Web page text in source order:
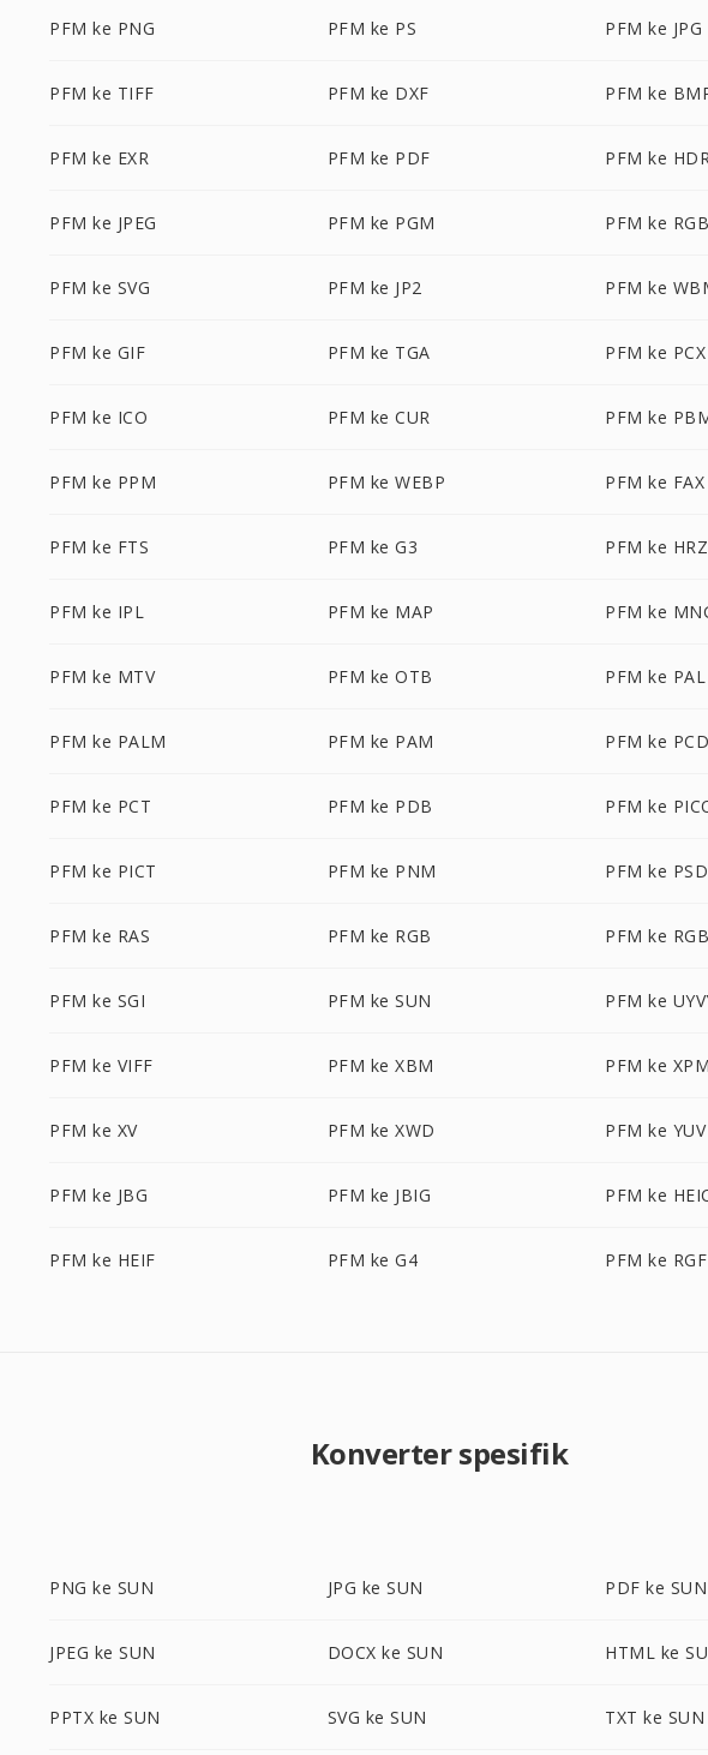
PFM ke PNG PFM ke PS PFM ke JPG
PFM ke TIFF PFM ke DXF PFM ke
PFM ke EXR PFM ke PDF PFM ke
PFM ke JPEG PFM ke PGM PFM ke
PFM ke SVG PFM ke JP2 PFM ke
PFM ke GIF PFM ke TGA PFM ke PCX
PFM ke ICO PFM ke CUR PFM ke
PFM ke PPM PFM ke WEBP PFM ke FAX
PFM ke FTS PFM ke G3 PFM ke HRZ
PFM ke IPL PFM ke MAP PFM ke
PFM ke MTV PFM ke OTB PFM ke PAL
PFM ke PALM PFM ke PAM PFM ke
PFM ke PCT PFM ke PDB PFM ke
PFM ke PICT PFM ke PNM PFM ke PSD
PFM ke RAS PFM ke RGB PFM ke
PFM ke SGI PFM ke SUN PFM ke
PFM ke VIFF PFM ke XBM PFM ke
PFM ke XV PFM ke XWD PFM ke YUV
PFM ke JBG PFM ke JBIG PFM ke
PFM ke HEIF PFM ke G4 PFM ke RGF
Konverter spesifik
PNG ke SUN JPG ke SUN PDF ke SUN
JPEG ke SUN DOCX ke SUN HTML ke
PPTX ke SUN SVG ke SUN TXT ke SUN